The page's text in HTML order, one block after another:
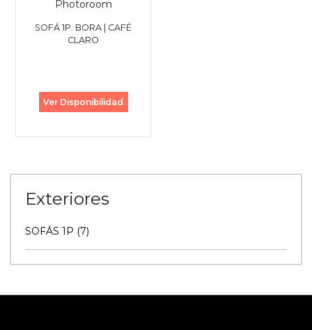
SOFÁ 1P. BORA | CAFÉ
CLARO
Ver Disponibilidad
Exteriores
SOFÁS 1P (7)